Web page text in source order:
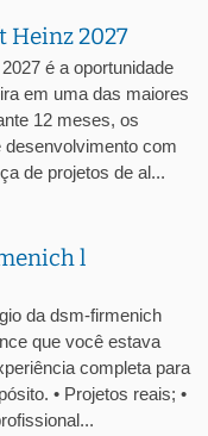
Heinz 2027
é a oportunidade
em uma das maiores
12 meses, os
com
de projetos de al...
l
da dsm-firmenich
que você estava
completa para
• Projetos reais; •